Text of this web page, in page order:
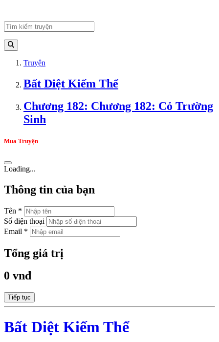
Truyện
Bất Diệt Kiếm Thể
Chương 182: Chương 182: Cỏ Trường
Sinh
Mua Truyện
Loading...
Thông tin của bạn
Tên *
Số điện thoại
Email *
Tổng giá trị
0 vnđ
Tiếp tục
Bất Diệt Kiếm Thể